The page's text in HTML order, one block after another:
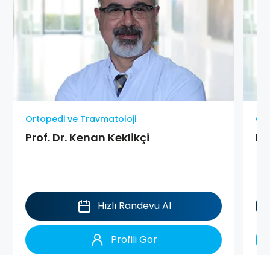
Ortopedi ve Travmatoloji
Prof. Dr. Kenan Keklikçi
Hızlı Randevu Al
Profili Gör